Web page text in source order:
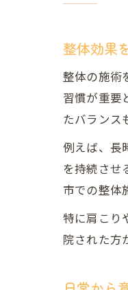
整体効果
整体の施術
習慣が重要
たバランス
例えば、長
を持続させ
市での整体
特に肩こり
院された方